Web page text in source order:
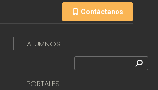
Contáctanos
ALUMNOS
PORTALES